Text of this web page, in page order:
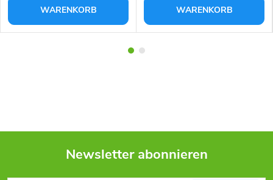
WARENKORB WARENKORB
Newsletter abonnieren